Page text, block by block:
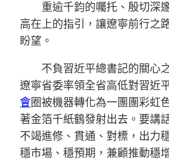
重逾千鈞的囑托、殷切深
高在上的指引，讓遼寧前行之
盼望。
不負習近平總書記的關心
遼寧省委率領全省高低對習近
會圈被機器轉化為一團團彩虹
著金箔千紙鶴發射出去。要講
不竭進修、貫通、對標，出力
穩市場、穩預期，兼顧推動穩